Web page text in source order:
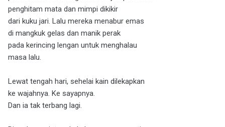
penghitam mata dan mimpi dikikir
dari kuku jari. Lalu mereka menabur emas
di mangkuk gelas dan manik perak
pada kerincing lengan untuk menghalau
masa lalu.
Lewat tengah hari, sehelai kain dilekapkan
ke wajahnya. Ke sayapnya.
Dan ia tak terbang lagi.